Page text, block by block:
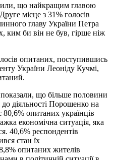
що найкращим главою
місце з 31% голосів
главу України Петра
би він не був, гірше ніж
опитаних, поступившись
України Леоніду Кучмі,
що більше половини
до діяльності Порошенко на
опитаних українців
економічна ситуація, яка
40,6% респондентів
стан їх
опитаних жителів